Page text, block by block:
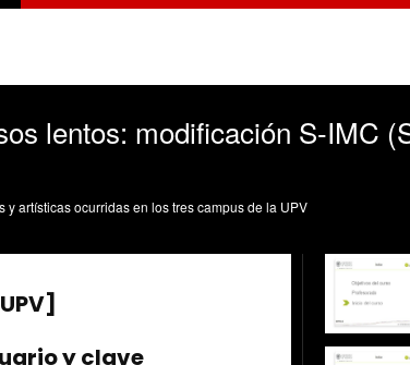
lentos: modificación S-IMC
artísticas ocurridas en los tres campus de la UPV